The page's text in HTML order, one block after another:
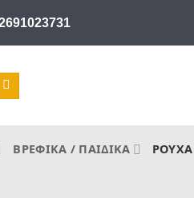
ΒΡΕΦΙΚΆ / ΠΑΙΔΙΚΆ